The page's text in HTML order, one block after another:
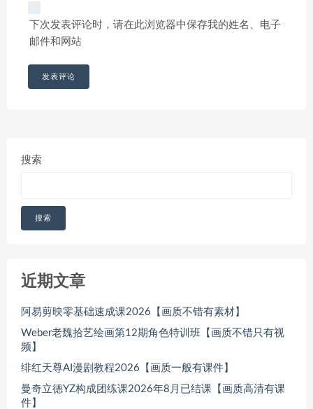
下次发表评论时，请在此浏览器中保存我的姓名、电子
邮件和网站
搜索
搜索
近期文章
阿易剪映零基础速成课2026【画质不错有素材】
Weber老魏拾艺绘画第12期角色特训班【画质不错只有视
频】
绯红天尊AI漫剧教程2026【画质一般有课件】
曼奇立德YZ构成团练课2026年8月已结课【画质高清有课
件】